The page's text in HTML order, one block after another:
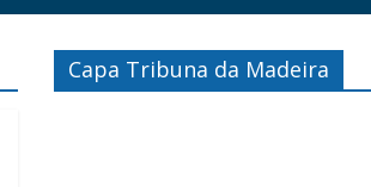
Capa Tribuna da Madeira